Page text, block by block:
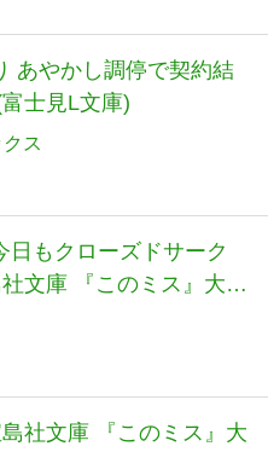
あやかし調停で契約結
士見L文庫)
ス
日もクローズドサーク
文庫 『このミス』大賞
社文庫 『このミス』大